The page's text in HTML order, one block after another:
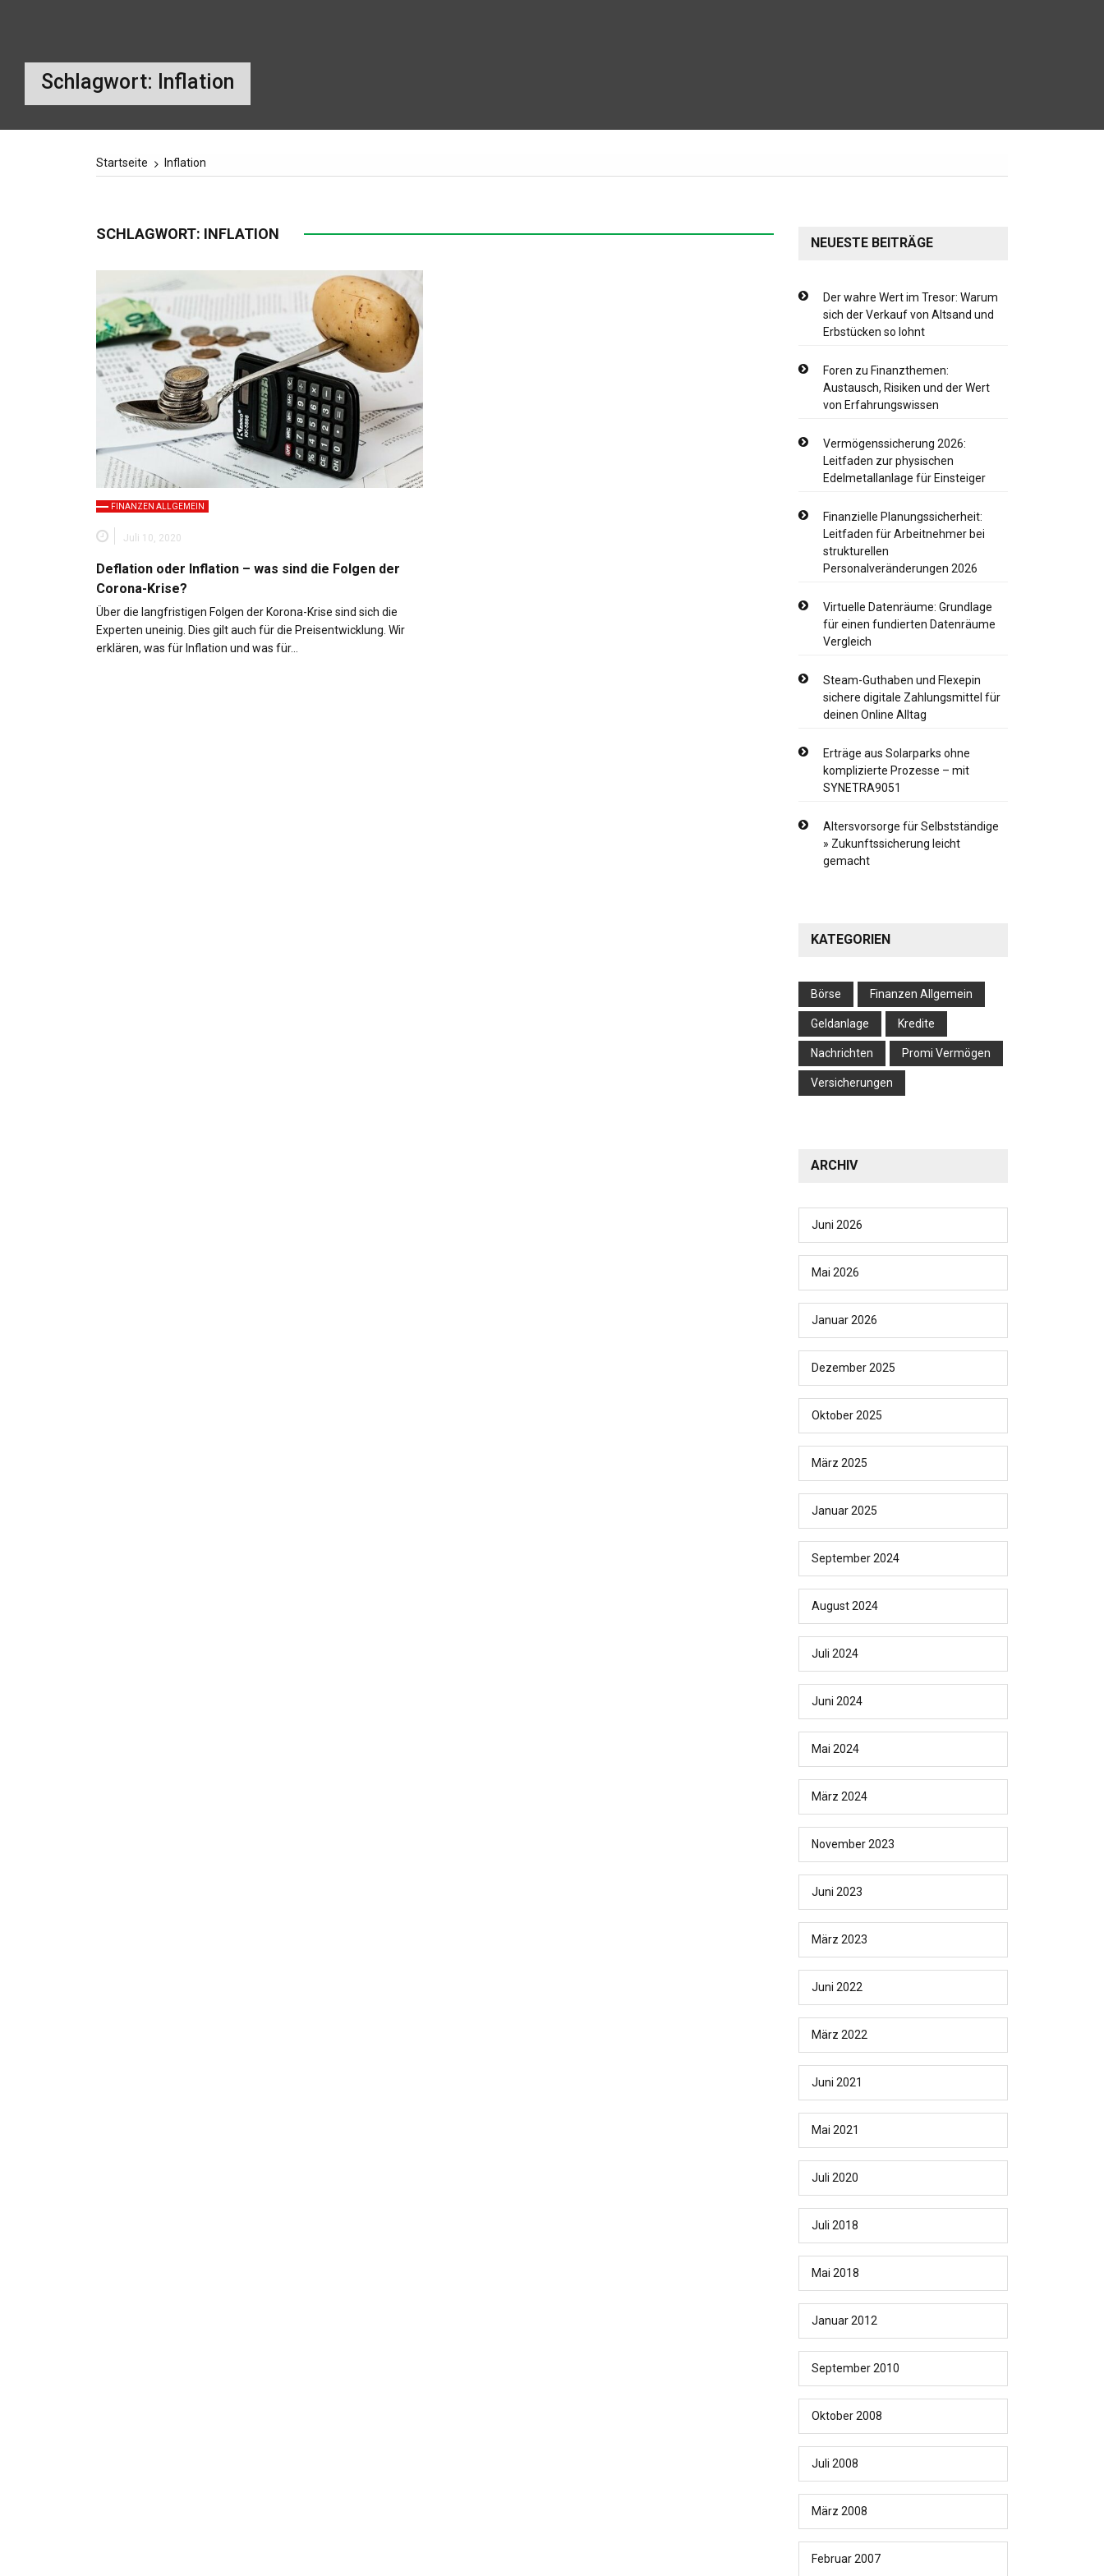
Schlagwort: Inflation
Startseite Inflation
SCHLAGWORT: INFLATION
FINANZEN ALLGEMEIN
Juli 10, 2020
Deflation oder Inflation – was sind die Folgen der
Corona-Krise?
Über die langfristigen Folgen der Korona-Krise sind sich die
Experten uneinig. Dies gilt auch für die Preisentwicklung. Wir
erklären, was für Inflation und was für…
NEUESTE BEITRÄGE
Der wahre Wert im Tresor: Warum
sich der Verkauf von Altsand und
Erbstücken so lohnt
Foren zu Finanzthemen:
Austausch, Risiken und der Wert
von Erfahrungswissen
Vermögenssicherung 2026:
Leitfaden zur physischen
Edelmetallanlage für Einsteiger
Finanzielle Planungssicherheit:
Leitfaden für Arbeitnehmer bei
strukturellen
Personalveränderungen 2026
Virtuelle Datenräume: Grundlage
für einen fundierten Datenräume
Vergleich
Steam-Guthaben und Flexepin
sichere digitale Zahlungsmittel für
deinen Online Alltag
Erträge aus Solarparks ohne
komplizierte Prozesse – mit
SYNETRA9051
Altersvorsorge für Selbstständige
» Zukunftssicherung leicht
gemacht
KATEGORIEN
Börse Finanzen Allgemein
Geldanlage Kredite
Nachrichten Promi Vermögen
Versicherungen
ARCHIV
Juni 2026
Mai 2026
Januar 2026
Dezember 2025
Oktober 2025
März 2025
Januar 2025
September 2024
August 2024
Juli 2024
Juni 2024
Mai 2024
März 2024
November 2023
Juni 2023
März 2023
Juni 2022
März 2022
Juni 2021
Mai 2021
Juli 2020
Juli 2018
Mai 2018
Januar 2012
September 2010
Oktober 2008
Juli 2008
März 2008
Februar 2007